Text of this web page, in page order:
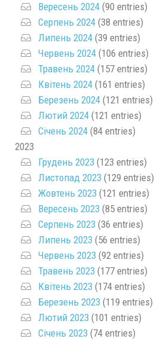
Вересень 2024 (90 entries)
Серпень 2024 (38 entries)
Липень 2024 (39 entries)
Червень 2024 (106 entries)
Травень 2024 (157 entries)
Квітень 2024 (161 entries)
Березень 2024 (121 entries)
Лютий 2024 (121 entries)
Січень 2024 (84 entries)
2023
Грудень 2023 (123 entries)
Листопад 2023 (129 entries)
Жовтень 2023 (121 entries)
Вересень 2023 (85 entries)
Серпень 2023 (36 entries)
Липень 2023 (56 entries)
Червень 2023 (92 entries)
Травень 2023 (177 entries)
Квітень 2023 (174 entries)
Березень 2023 (119 entries)
Лютий 2023 (101 entries)
Січень 2023 (74 entries)